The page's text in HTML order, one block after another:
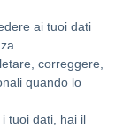
ai tuoi dati
correggere,
quando lo
tuoi dati, hai il